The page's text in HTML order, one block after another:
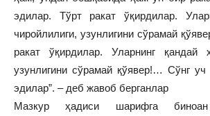
эдилар. Тўрт ракат ўқирдилар.
чиройлилиги, узунлигини сўрамай
ракат ўқирдилар. Уларнинг қандай
узунлигини сўрамай қўявер!… Сўнг уч
эдилар”. – деб жавоб берганлар
Мазкур ҳадиси шарифга биноан